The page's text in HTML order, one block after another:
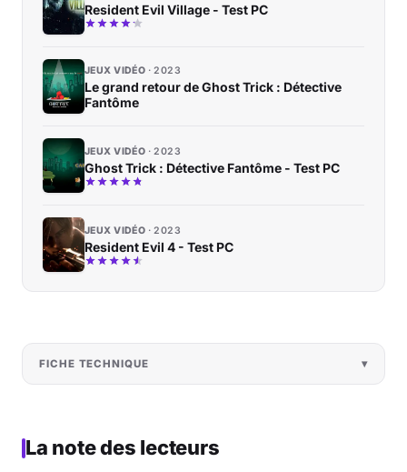
Resident Evil Village - Test PC
JEUX VIDÉO 2023
Le grand retour de Ghost Trick : Détective
Fantôme
JEUX VIDÉO 2023
Ghost Trick : Détective Fantôme - Test PC
JEUX VIDÉO 2023
Resident Evil 4 - Test PC
FICHE TECHNIQUE
La note des lecteurs